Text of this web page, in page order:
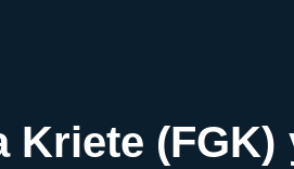
Kriete (FGK)